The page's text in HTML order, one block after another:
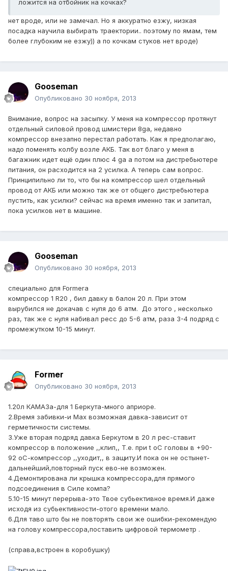
ложится на отбойник на кочках?
нет вроде, или не замечал. Но я аккуратно езжу, низкая
посадка научила выбирать траектории.. поэтому по ямам, тем
более глубоким не езжу)) а по кочкам стуков нет вроде)
Gooseman
Опубликовано 30 ноября, 2013
Внимание, вопрос на засыпку. У меня на компрессор протянут
отдельный силовой провод шмистери 8ga, недавно
компрессор внезапно перестал работать. Как я предполагаю,
надо поменять колбу возле АКБ. Так вот благо у меня в
багажник идет ещё один плюс 4 ga а потом на дистребьютере
питания, он расходится на 2 усилка. А теперь сам вопрос.
Принципильно ли то, что бы на компрессор шел отдельный
провод от АКБ или можно так же от общего дистребьютера
пустить, как усилки? сейчас на время именно так и запитал,
пока усилков нет в машине.
Gooseman
Опубликовано 30 ноября, 2013
специально для Formerа
компрессор 1 R20 , бил давку в балон 20 л. При этом
вырубился не докачав с нуля до 6 атм. До этого , несколько
раз, так же с нуля набивал ресс до 5-6 атм, раза 3-4 подряд с
промежутком 10-15 минут.
Former
Опубликовано 30 ноября, 2013
1.20л КАМАЗа-для 1 Беркута-много априоре.
2.Время забивки-и Мах возможная давка-зависит от
герметичности системы.
3.Уже вторая подряд давка Беркутом в 20 л рес-ставит
компрессор в положение ,,клип,, Т.е. при t оС головы в +90-
92 оС-компрессор ,,уходит,, в защиту.И пока он не остынет-
дальнейший,повторный пуск ево-не возможен.
4.Демонтирована ли крышка компрессора,для прямого
подсоединения в Силе компа?
5.10-15 минут перерыва-это Твое субьективное время.И даже
исходя из субьективности-отого времени мало.
6.Для таво што бы не повторять свои же ошибки-рекомендую
на голову компрессора,поставить цифровой термометр .
(справа,встроен в коробушку)